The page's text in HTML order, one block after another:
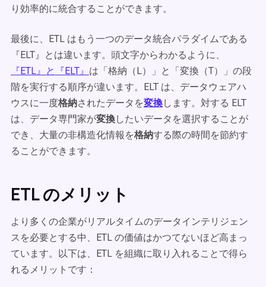
り効率的に統合することができます。
最後に、ETL はもう一つのデータ統合パラダイムである
『ELT』とは違います。頭文字からわかるように、
『ETL』と『ELT』 は「格納（L）」と「変換（T）」の段
階を実行する順序が違います。ELT は、データウェアハ
ウスに一度格納されたデータを変換します。対する ELT
は、データ専門家が変換したいデータを選択することが
でき、大量の非構造化情報を格納する際の時間を節約す
ることができます。
ETL のメリット
より多くの企業がリアルタイムのデータインテリジェン
スを必要とする中、ETL の価値はかつてないほど高まっ
ています。以下は、ETL を組織に取り入れることで得ら
れるメリットです：